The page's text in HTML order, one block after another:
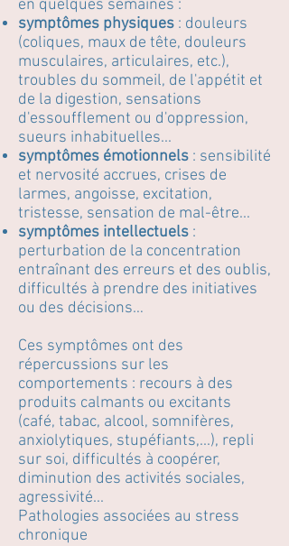
en quelques semaines :
symptômes physiques : douleurs
(coliques, maux de tête, douleurs
musculaires, articulaires, etc.),
troubles du sommeil, de l'appétit et
de la digestion, sensations
d'essoufflement ou d'oppression,
sueurs inhabituelles...
symptômes émotionnels : sensibilité
et nervosité accrues, crises de
larmes, angoisse, excitation,
tristesse, sensation de mal-être...
symptômes intellectuels :
perturbation de la concentration
entraînant des erreurs et des oublis,
difficultés à prendre des initiatives
ou des décisions…
Ces symptômes ont des
répercussions sur les
comportements : recours à des
produits calmants ou excitants
(café, tabac, alcool, somnifères,
anxiolytiques, stupéfiants,...), repli
sur soi, difficultés à coopérer,
diminution des activités sociales,
agressivité...
Pathologies associées au stress
chronique